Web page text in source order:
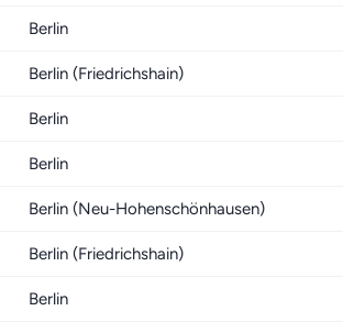
Berlin
Berlin (Friedrichshain)
Berlin
Berlin
Berlin (Neu-Hohenschönhausen)
Berlin (Friedrichshain)
Berlin